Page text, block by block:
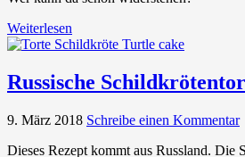
Weiterlesen
Russische
9. März 2018 Schreibe einen Kommentar
Dieses Rezept kommt aus Russland. Die